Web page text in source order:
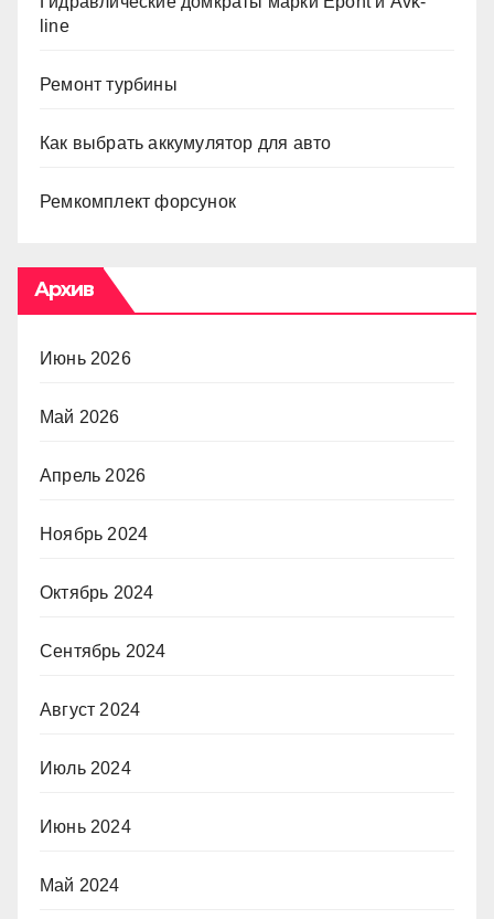
line
Ремонт турбины
Как выбрать аккумулятор для авто
Ремкомплект форсунок
Архив
Июнь 2026
Май 2026
Апрель 2026
Ноябрь 2024
Октябрь 2024
Сентябрь 2024
Август 2024
Июль 2024
Июнь 2024
Май 2024